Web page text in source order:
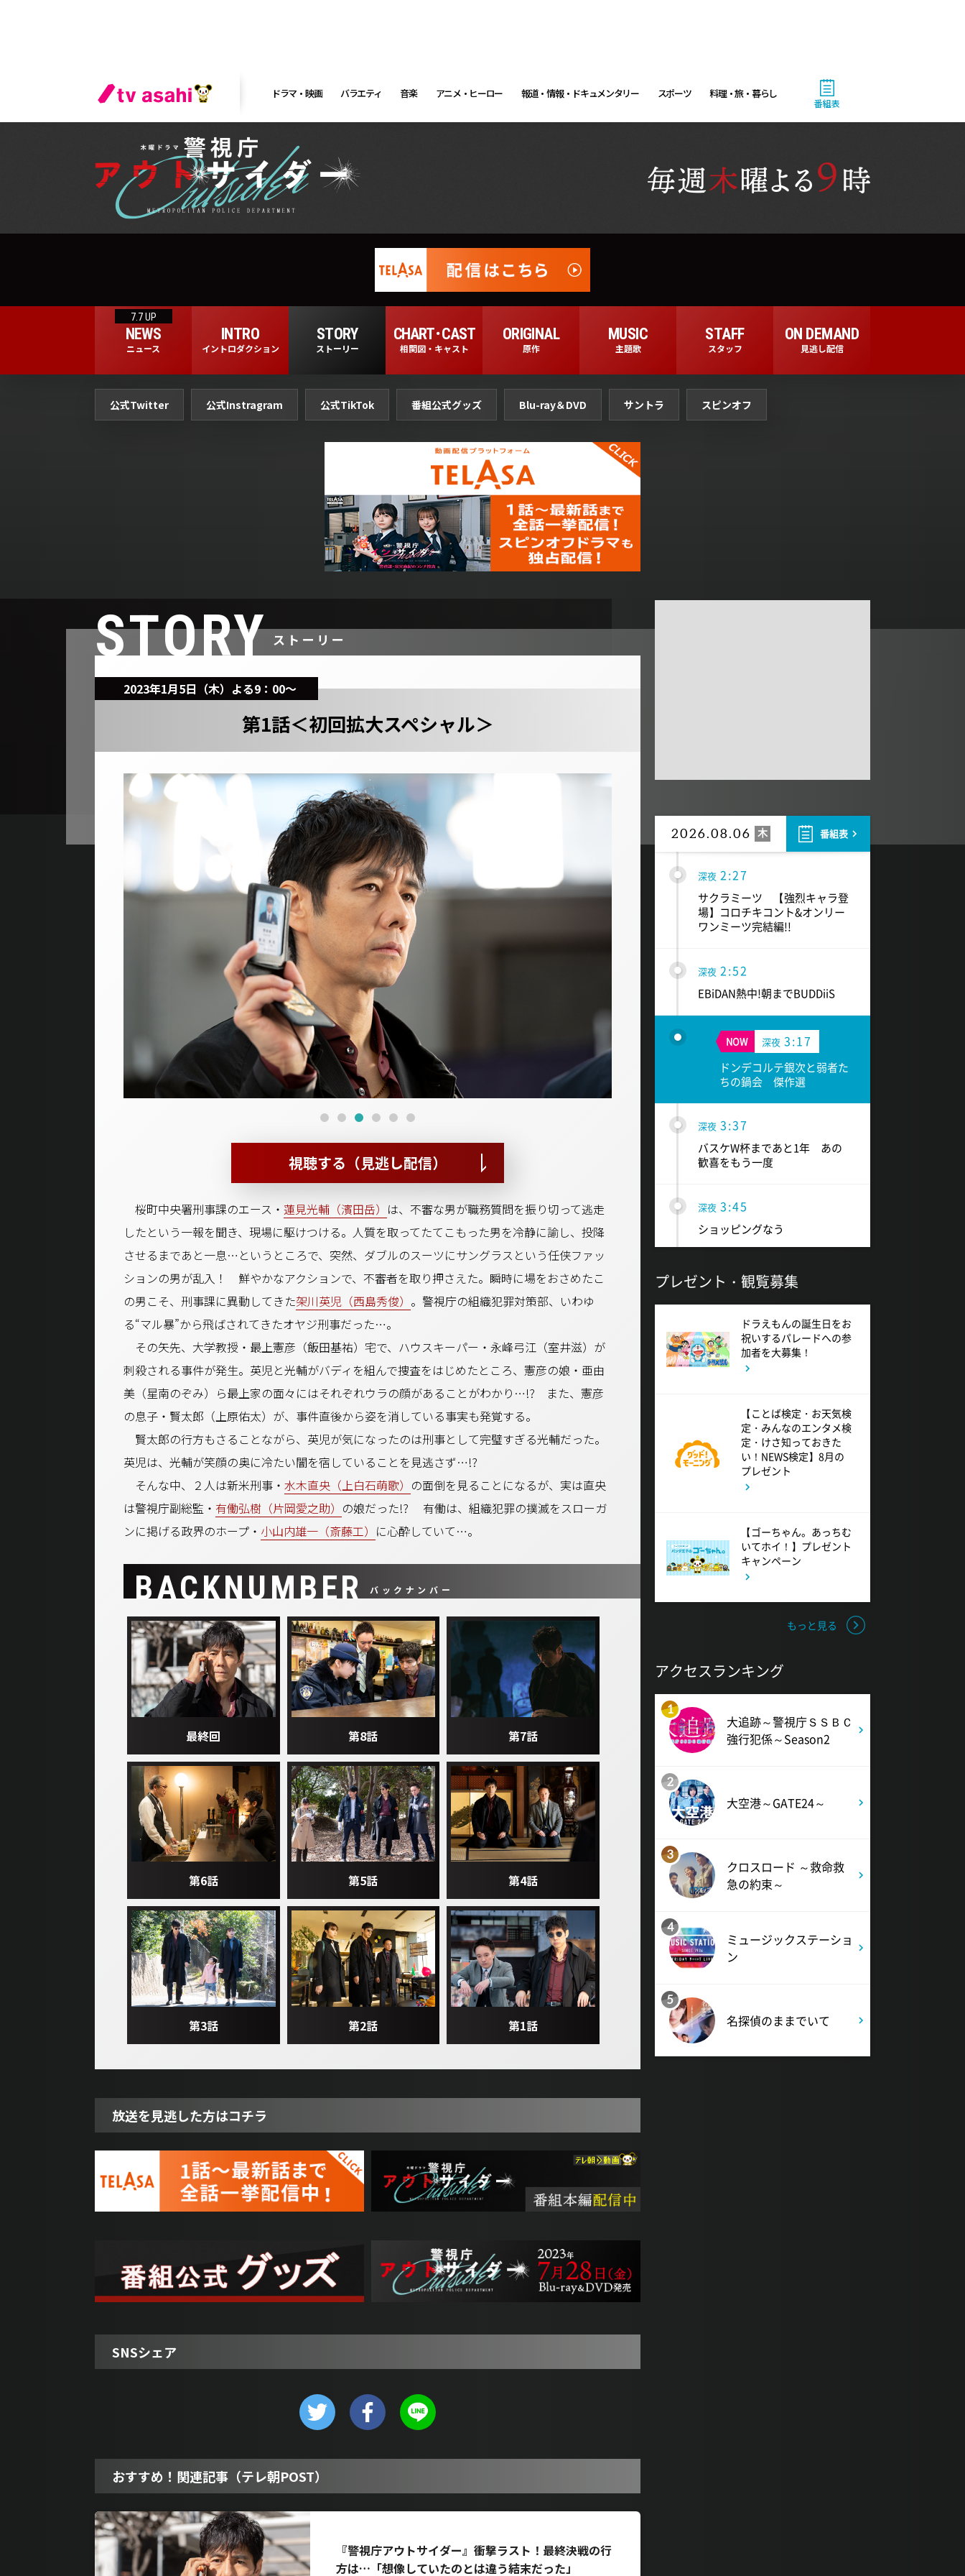
ドラマ・映画 バラエティ 音楽 アニメ・ヒーロー 報道・情報・ドキュメンタリー スポーツ 料理・旅・暮らし
番組表
NEWS
ニュース
7.7 UP
INTRO
イントロダクション
STORY
ストーリー
CHART･CAST
相関図・キャスト
ORIGINAL
原作
MUSIC
主題歌
STAFF
スタッフ
ON DEMAND
見逃し配信
公式Twitter 公式Instragram 公式TikTok 番組公式グッズ Blu-ray＆DVD サントラ スピンオフ
STORY ストーリー
2023年1月5日（木）よる9：00～
第1話＜初回拡大スペシャル＞
視聴する（見逃し配信）
桜町中央署刑事課のエース・ 蓮見光輔（濱田岳） は、不審な男が職務質問を振り切って逃走
したという一報を聞き、現場に駆けつける。人質を取ってたてこもった男を冷静に諭し、投降
させるまであと一息…というところで、突然、ダブルのスーツにサングラスという任侠ファッ
ションの男が乱入！ 鮮やかなアクションで、不審者を取り押さえた。瞬時に場をおさめたこ
の男こそ、刑事課に異動してきた架川英児（西島秀俊） 。警視庁の組織犯罪対策部、いわゆ
る“マル暴”から飛ばされてきたオヤジ刑事だった…。
その矢先、大学教授・最上憲彦（飯田基祐）宅で、ハウスキーパー・永峰弓江（室井滋）が
刺殺される事件が発生。英児と光輔がバディを組んで捜査をはじめたところ、憲彦の娘・亜由
美（星南のぞみ）ら最上家の面々にはそれぞれウラの顔があることがわかり…!? また、憲彦
の息子・賢太郎（上原佑太）が、事件直後から姿を消している事実も発覚する。
賢太郎の行方もさることながら、英児が気になったのは刑事として完璧すぎる光輔だった。
英児は、光輔が笑顔の奥に冷たい闇を宿していることを見逃さず…!?
そんな中、２人は新米刑事・ 水木直央（上白石萌歌） の面倒を見ることになるが、実は直央
は警視庁副総監・ 有働弘樹（片岡愛之助） の娘だった――!? 有働は、組織犯罪の撲滅をスローガ
ンに掲げる政界のホープ・ 小山内雄一（斎藤工） に心酔していて…。
BACKNUMBER バックナンバー
最終回 第8話 第7話
第6話 第5話 第4話
第3話 第2話 第1話
放送を見逃した方はコチラ
SNSシェア
おすすめ！関連記事（テレ朝POST）
『警視庁アウトサイダー』衝撃ラスト！最終決戦の行
方は…「想像していたのとは違う結末だった」
2026.08.06 木 番組表
大空港～GATE24～ #3
報道ステーション 台風13号
が沖縄直撃へ…熊本でも雨風に
対策急務
11:10
And One
よる 11:45
アメトーーク! CLUB配信で見
られる懐かし回&傑作回
最新!男女の出会いの場「相席
FRUITS ZIPPERのNEW
KAWAIIってしてよ?
深夜 2:27
サクラミーツ 【強烈キャラ登
場】コロチキコント&オンリー
ワンミーツ完結編!!
深夜 2:52
EBiDAN熱中!朝までBUDDiiS
NOW 深夜 3:17
ドンデコルテ銀次と弱者た
ちの鍋会 傑作選
深夜 3:37
バスケW杯まであと1年 あの
歓喜をもう一度
深夜 3:45
ショッピングなう
プレゼント・観覧募集
ドラえもんの誕生日をお
祝いするパレードへの参
加者を大募集！
【ことば検定・お天気検
定・みんなのエンタメ検
定・けさ知っておきた
い！NEWS検定】8月の
プレゼント
【ゴーちゃん。あっちむ
いてホイ！】プレゼント
キャンペーン
もっと見る
アクセスランキング
1
大追跡～警視庁ＳＳＢＣ
強行犯係～Season2
2
大空港～GATE24～
3
クロスロード ～救命救
急の約束～
4
ミュージックステーショ
ン
5
名探偵のままでいて